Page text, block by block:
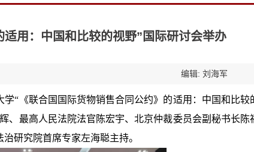
用：中国和比较的视野”国际研讨会举办
编辑: 刘海军
学“《联合国国际货物销售合同公约》的适用：中国和比较
、最高人民法院法官陈宏宇、北京仲裁委员会副秘书长陈
研究院首席专家左海聪主持。